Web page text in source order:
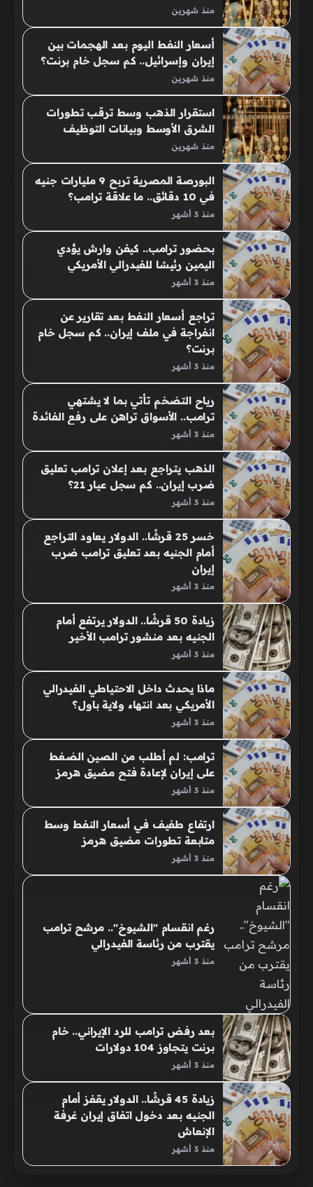
منذ شهرين
أسعار النفط اليوم بعد الهجمات بين
إيران وإسرائيل.. كم سجل خام برنت؟
منذ شهرين
استقرار الذهب وسط ترقب تطورات
الشرق الأوسط وبيانات التوظيف
منذ شهرين
البورصة المصرية تربح 9 مليارات جنيه
في 10 دقائق.. ما علاقة ترامب؟
منذ 3 أشهر
بحضور ترامب.. كيفن وارش يؤدي
اليمين رئيسًا للفيدرالي الأمريكي
منذ 3 أشهر
تراجع أسعار النفط بعد تقارير عن
انفراجة في ملف إيران.. كم سجل خام
برنت؟
منذ 3 أشهر
رياح التضخم تأتي بما لا يشتهي
ترامب.. الأسواق تراهن على رفع الفائدة
منذ 3 أشهر
الذهب يتراجع بعد إعلان ترامب تعليق
ضرب إيران.. كم سجل عيار 21؟
منذ 3 أشهر
خسر 25 قرشًا.. الدولار يعاود التراجع
أمام الجنيه بعد تعليق ترامب ضرب
إيران
منذ 3 أشهر
زيادة 50 قرشًا.. الدولار يرتفع أمام
الجنيه بعد منشور ترامب الأخير
منذ 3 أشهر
ماذا يحدث داخل الاحتياطي الفيدرالي
الأمريكي بعد انتهاء ولاية باول؟
منذ 3 أشهر
ترامب: لم أطلب من الصين الضغط
على إيران لإعادة فتح مضيق هرمز
منذ 3 أشهر
ارتفاع طفيف في أسعار النفط وسط
متابعة تطورات مضيق هرمز
منذ 3 أشهر
رغم انقسام "الشيوخ".. مرشح ترامب
يقترب من رئاسة الفيدرالي
منذ 3 أشهر
بعد رفض ترامب للرد الإيراني.. خام
برنت يتجاوز 104 دولارات
منذ 3 أشهر
زيادة 45 قرشًا.. الدولار يقفز أمام
الجنيه بعد دخول اتفاق إيران غرفة
الإنعاش
منذ 3 أشهر